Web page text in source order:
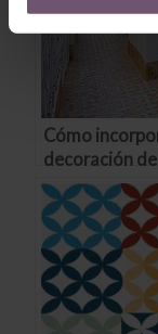
Cómo
decoración
crear un
jardín